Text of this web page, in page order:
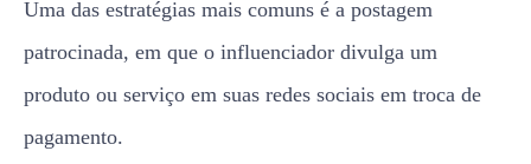
Uma das estratégias mais comuns é a postagem
patrocinada, em que o influenciador divulga um
produto ou serviço em suas redes sociais em troca de
pagamento.